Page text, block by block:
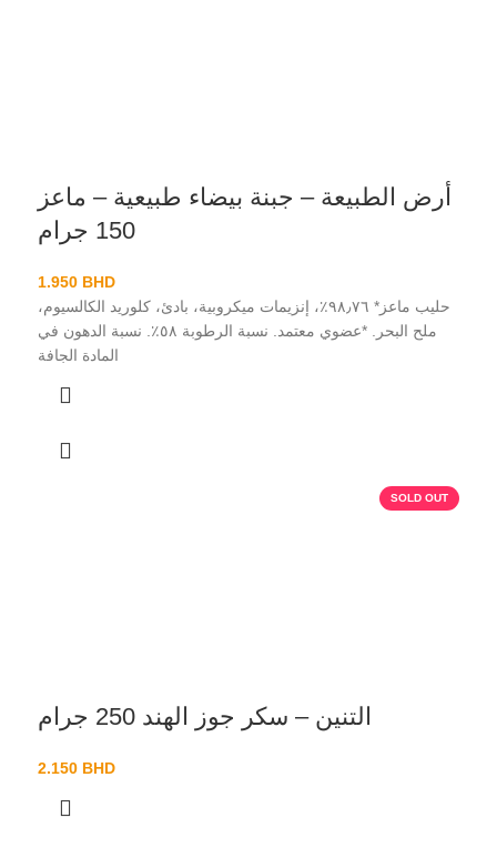
أرض الطبيعة – جبنة بيضاء طبيعية – ماعز
150 جرام
1.950 BHD
حليب ماعز* ٩٨٫٧٦٪، إنزيمات ميكروبية، بادئ، كلوريد الكالسيوم،
ملح البحر. *عضوي معتمد. نسبة الرطوبة ٥٨٪. نسبة الدهون في
المادة الجافة
SOLD OUT
التنين – سكر جوز الهند 250 جرام
2.150 BHD